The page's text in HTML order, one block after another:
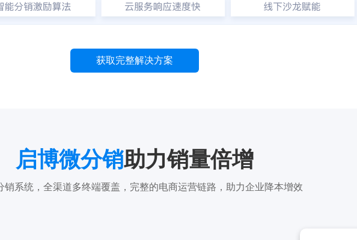
获取完整解决方案
启博微分销助力销量倍增
销系统，全渠道多终端覆盖，完整的电商运营链路，助力企业降本增效